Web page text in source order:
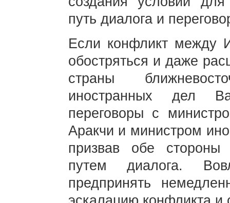
путь диалога и
Если конфликт между
обостряться и даже
страны
иностранных дел
переговоры с
Аракчи и министром
призвав обе стороны
путем диалога.
предпринять